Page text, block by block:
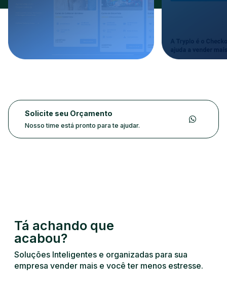
Solicite seu Orçamento
Nosso time está pronto para te ajudar.
Tá achando que
acabou?
Soluções Inteligentes e organizadas para sua
empresa vender mais e você ter menos estresse.